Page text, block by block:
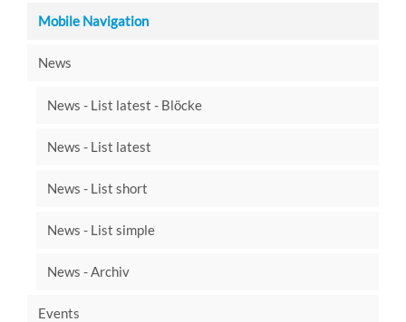
Mobile Navigation
News
News - List latest - Blöcke
News - List latest
News - List short
News - List simple
News - Archiv
Events